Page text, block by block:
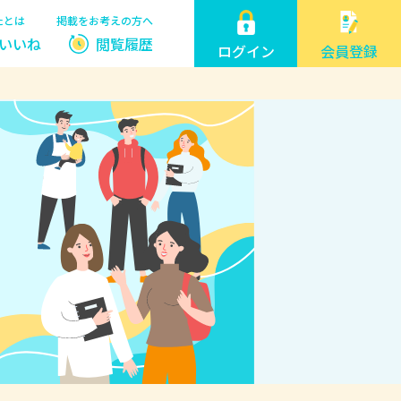
とは 掲載をお考えの方へ
いね 閲覧履歴 ログイン 会員登録